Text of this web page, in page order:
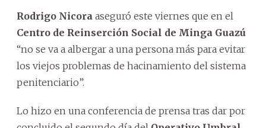
Rodrigo Nicora aseguró este viernes que en el
Centro de Reinserción Social de Minga Guazú
“no se va a albergar a una persona más para evitar
los viejos problemas de hacinamiento del sistema
penitenciario”.
Lo hizo en una conferencia de prensa tras dar por